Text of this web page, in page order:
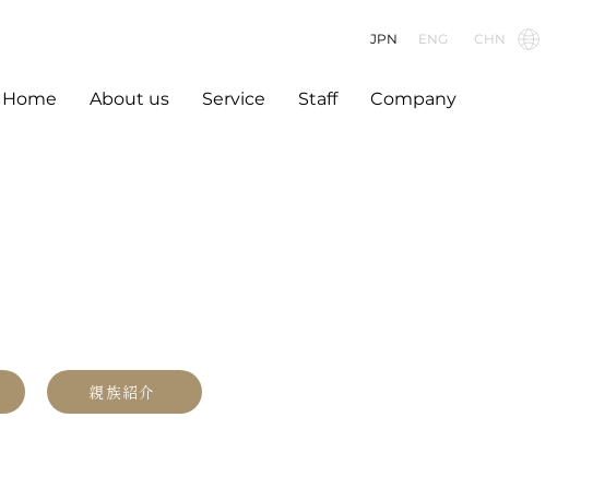
JPN ENG CHN
Home About us Service Staff Company
親族紹介